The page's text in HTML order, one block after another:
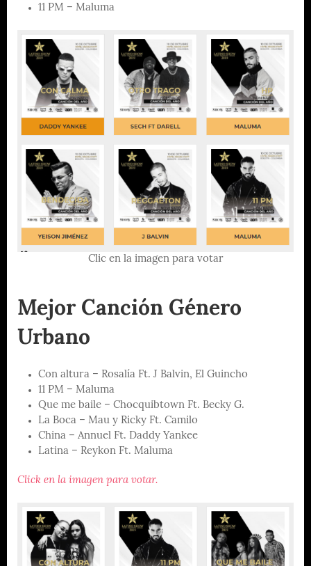
11 PM – Maluma
Clic en la imagen para votar
Mejor Canción Género
Urbano
Con altura – Rosalía Ft. J Balvin, El Guincho
11 PM – Maluma
Que me baile – Chocquibtown Ft. Becky G.
La Boca – Mau y Ricky Ft. Camilo
China – Annuel Ft. Daddy Yankee
Latina – Reykon Ft. Maluma
Click en la imagen para votar.